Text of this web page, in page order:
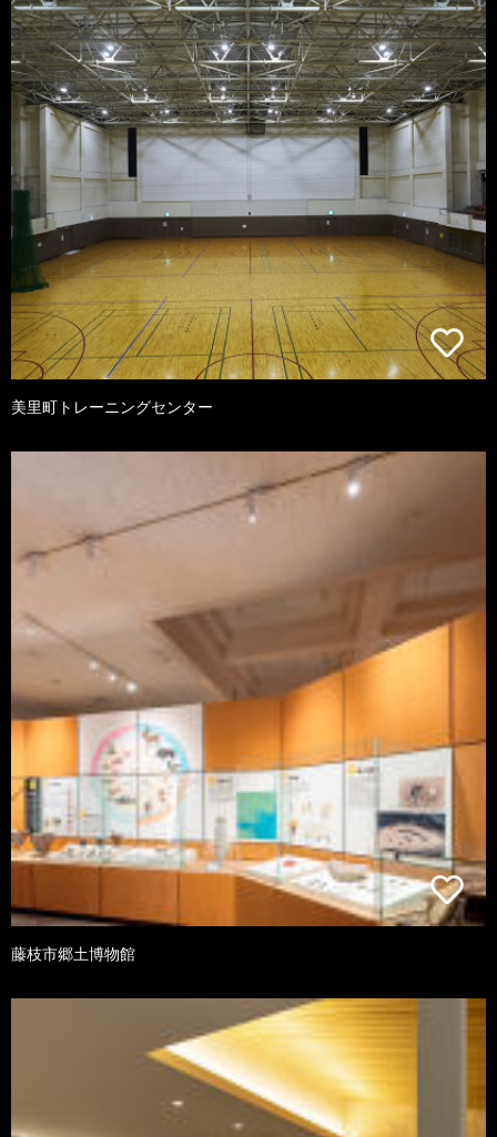
美里町トレーニングセンター
藤枝市郷土博物館